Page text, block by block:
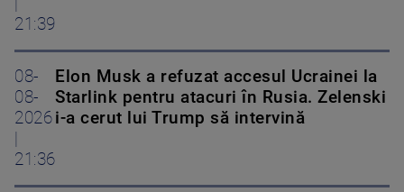
21:39
08-
08-
2026
21:36
Elon Musk a refuzat accesul Ucrainei la
Starlink pentru atacuri în Rusia. Zelenski
i-a cerut lui Trump să intervină